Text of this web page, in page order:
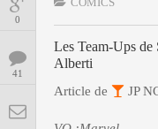
BD
ENCYCLOPEGEEK
CINE-SERIES-ANIME
0
41
Les Team-Ups
Alberti
Article de JP
Nguyen
Marvel Mattie boy
Panini
Présence